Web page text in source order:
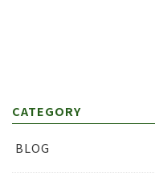
CATEGORY
BLOG